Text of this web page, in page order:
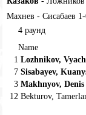
Махнев - Сисабаев
4 раунд
Name
1 Lozhnikov,
7 Sisabayev,
3 Makhnyov, Denis
12 Bekturov,